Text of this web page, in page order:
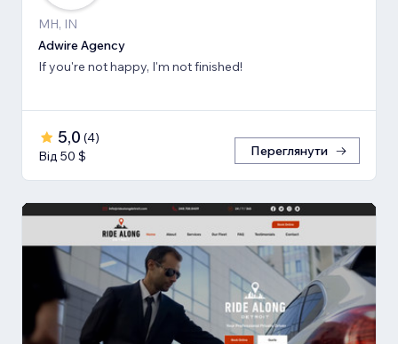
MH, IN
Adwire Agency
If you're not happy, I'm not finished!
5,0 (4)
Від 50 $
Переглянути